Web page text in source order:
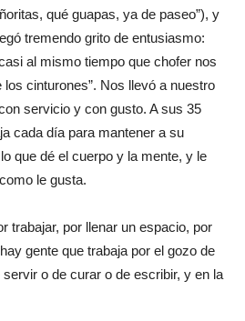
qué guapas, ya de paseo”), y
tremendo grito de entusiasmo:
al mismo tiempo que chofer nos
cinturones”. Nos llevó a nuestro
servicio y con gusto. A sus 35
cada día para mantener a su
que dé el cuerpo y la mente, y le
le gusta.
trabajar, por llenar un espacio, por
gente que trabaja por el gozo de
o de curar o de escribir, y en la